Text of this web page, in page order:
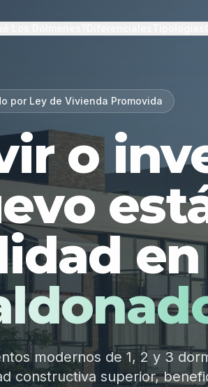
por Ley de Vivienda Promovida
o
en
modernos de 1, 2 y 3
constructiva superior,